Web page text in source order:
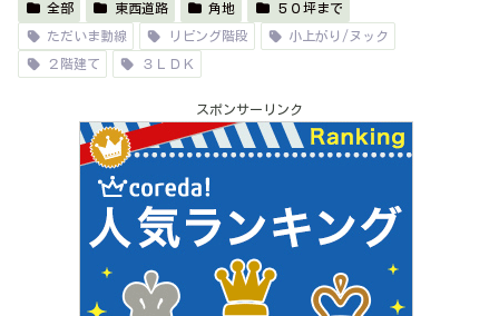
全部 東西道路 角地 ５０坪まで
ただいま動線 リビング階段 小上がり/ヌック
２階建て ３ＬＤＫ
スポンサーリンク